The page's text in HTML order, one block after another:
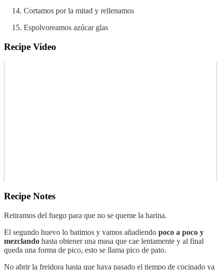
Cortamos por la mitad y rellenamos
Espolvoreamos azúcar glas
Recipe Video
Recipe Notes
Retiramos del fuego para que no se queme la harina.
El segundo huevo lo batimos y vamos añadiendo poco a poco y
mezclando hasta obtener una masa que cae lentamente y al final
queda una forma de pico, esto se llama pico de pato.
No abrir la freidora hasta que haya pasado el tiempo de cocinado ya